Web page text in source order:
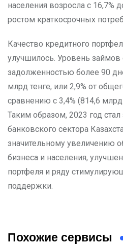
населения возросла с 16,7%
ростом краткосрочных
Качество кредитного
улучшилось. Уровень займов
задолженностью более 90
млрд тенге, или 2,9% от
сравнению с 3,4% (814,6 млрд
Таким образом, 2023 год
банковского сектора
значительному увеличению
бизнеса и населения,
портфеля и ряду
поддержки.
Похожие сервисы